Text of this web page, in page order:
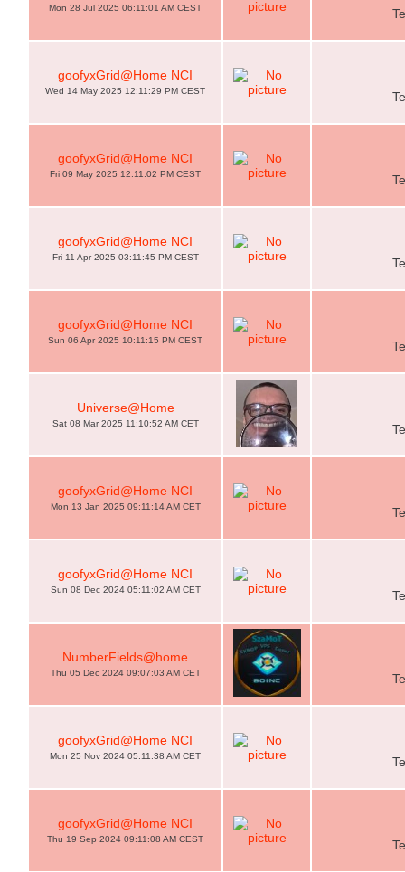
Mon 28 Jul 2025 06:11:01 AM CEST
goofyxGrid@Home NCI
Wed 14 May 2025 12:11:29 PM CEST
goofyxGrid@Home NCI
Fri 09 May 2025 12:11:02 PM CEST
goofyxGrid@Home NCI
Fri 11 Apr 2025 03:11:45 PM CEST
goofyxGrid@Home NCI
Sun 06 Apr 2025 10:11:15 PM CEST
Universe@Home
Sat 08 Mar 2025 11:10:52 AM CET
goofyxGrid@Home NCI
Mon 13 Jan 2025 09:11:14 AM CET
goofyxGrid@Home NCI
Sun 08 Dec 2024 05:11:02 AM CET
NumberFields@home
Thu 05 Dec 2024 09:07:03 AM CET
goofyxGrid@Home NCI
Mon 25 Nov 2024 05:11:38 AM CET
goofyxGrid@Home NCI
Thu 19 Sep 2024 09:11:08 AM CEST